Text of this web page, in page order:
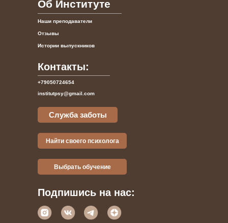
Контакты:
+79050724654
Служба заботы
institutpsy@gmail.com
Об Институте
Наши преподаватели
Отзывы
Истории выпускников
Найти своего психолога
Выбрать обучение
Подпишись на нас: